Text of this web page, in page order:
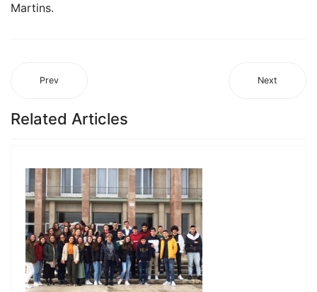
Martins.
Prev Next
Related Articles